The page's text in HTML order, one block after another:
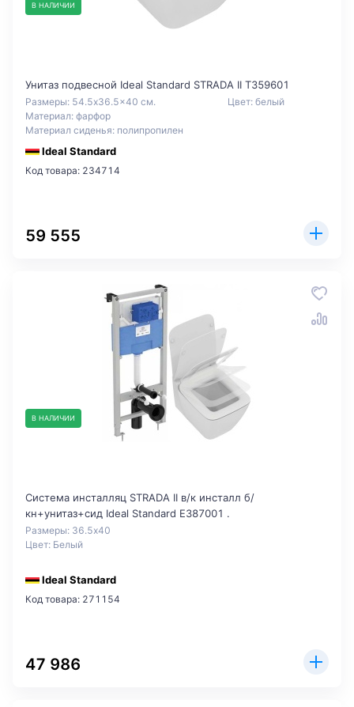
В НАЛИЧИИ
Унитаз подвесной Ideal Standard STRADA II T359601
Размеры: 54.5x36.5x40 см.
Материал: фарфор
Материал сиденья: полипропилен
Цвет: белый
Ideal Standard
Код товара: 234714
59 555
В НАЛИЧИИ
Система инсталляц STRADA II в/к инсталл б/
кн+унитаз+сид Ideal Standard E387001 .
Размеры: 36.5x40
Цвет: Белый
Ideal Standard
Код товара: 271154
47 986